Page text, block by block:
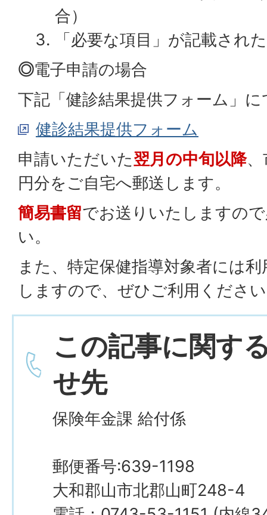
合）
「必要な項目」が記載され
◎電子申請の場合
下記「健診結果提供フォーム」
健診結果提供フォーム
申請いただいた翌月の中旬以降、
円分をご自宅へ郵送します。
簡易書留でお送りいたしますの
い。
また、特定保健指導対象者には
しますので、ぜひご利用くださ
この記事に関す
せ先
保険年金課 給付係
郵便番号:639-1198
大和郡山市北郡山町248-4